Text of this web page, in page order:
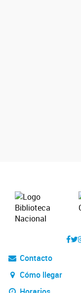
Contacto
Cómo llegar